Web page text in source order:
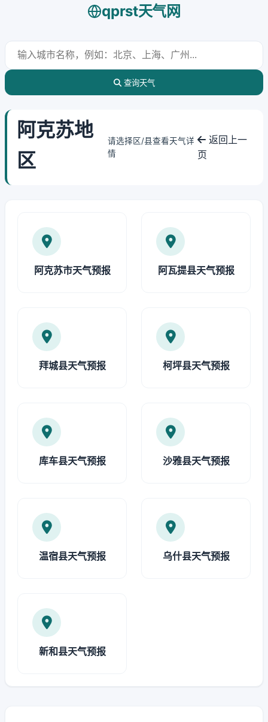
qprst天气网
查询天气
阿克苏地
区
请选择区/县查看天气详
情
返回上一
页
阿克苏市天气预报 阿瓦提县天气预报
拜城县天气预报 柯坪县天气预报
库车县天气预报 沙雅县天气预报
温宿县天气预报 乌什县天气预报
新和县天气预报